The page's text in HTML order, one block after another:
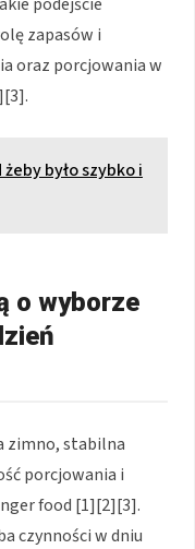
zapasów i
oraz porcjowania w
było szybko i
o wyborze
zimno, stabilna
porcjowania i
food [1][2][3].
czynności w dniu